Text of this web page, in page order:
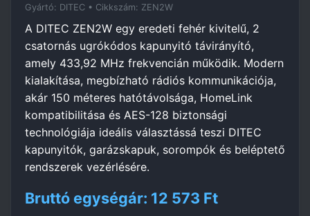
Gyártó: DITEC • Cikkszám: ZEN2W
A DITEC ZEN2W egy eredeti fehér kivitelű, 2
csatornás ugrókódos kapunyitó távirányító,
amely 433,92 MHz frekvencián működik. Modern
kialakítása, megbízható rádiós kommunikációja,
akár 150 méteres hatótávolsága, HomeLink
kompatibilitása és AES-128 biztonsági
technológiája ideális választássá teszi DITEC
kapunyitók, garázskapuk, sorompók és beléptető
rendszerek vezérlésére.
Bruttó egységár: 12 573 Ft